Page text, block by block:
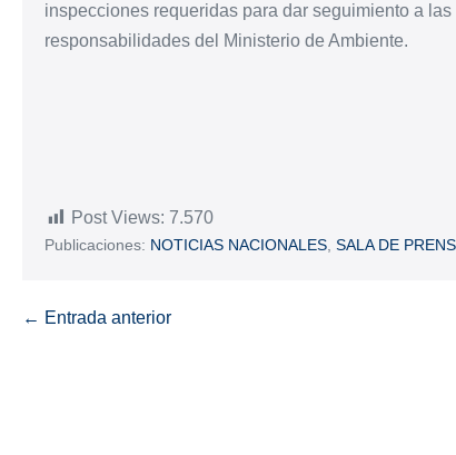
inspecciones requeridas para dar seguimiento a
responsabilidades del Ministerio de Ambiente.
Post Views: 7.570
Publicaciones: NOTICIAS NACIONALES SALA DE
← Entrada anterior